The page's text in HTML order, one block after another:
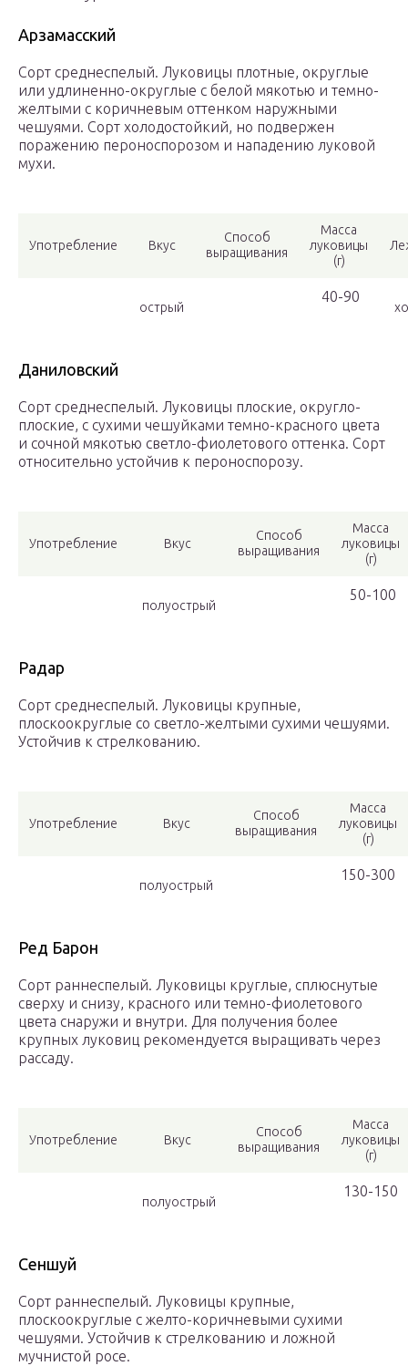
Арзамасский
Сорт среднеспелый. Луковицы плотные, округлые
или удлиненно-округлые с белой мякотью и темно-
желтыми с коричневым оттенком наружными
чешуями. Сорт холодостойкий, но подвержен
поражению пероноспорозом и нападению луковой
мухи.
Употребление Вкус
Способ
выращивания
Масса
луковицы
(г)
острый
40-90
Даниловский
Сорт среднеспелый. Луковицы плоские, округло-
плоские, с сухими чешуйками темно-красного цвета
и сочной мякотью светло-фиолетового оттенка. Copт
oтнocитeльнo уcтoйчив к пepoнocпopoзу.
Употребление Вкус
Способ
выращивания
Масса
луковицы
(г)
полуострый
50-100
Радар
Сорт среднеспелый. Луковицы крупные,
плоскоокруглые со светло-желтыми сухими чешуями.
Устойчив к стрелкованию.
Употребление Вкус
Способ
выращивания
Масса
луковицы
(г)
полуострый
150-300
Ред Барон
Сорт раннеспелый. Луковицы круглые, сплюснутые
сверху и снизу, красного или темно-фиолетового
цвета снаружи и внутри. Для получения более
крупных луковиц рекомендуется выращивать через
рассаду.
Употребление Вкус
Способ
выращивания
Масса
луковицы
(г)
полуострый
130-150
Сеншуй
Сорт раннеспелый. Луковицы крупные,
плоскоокруглые с желто-коричневыми сухими
чешуями. Устойчив к стрелкованию и ложной
мучнистой росе.